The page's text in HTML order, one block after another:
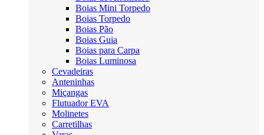
Boias Mini Torpedo
Boias Torpedo
Boias Pão
Boias Guia
Boias para Carpa
Boias Luminosa
Cevadeiras
Anteninhas
Miçangas
Flutuador EVA
Molinetes
Carretilhas